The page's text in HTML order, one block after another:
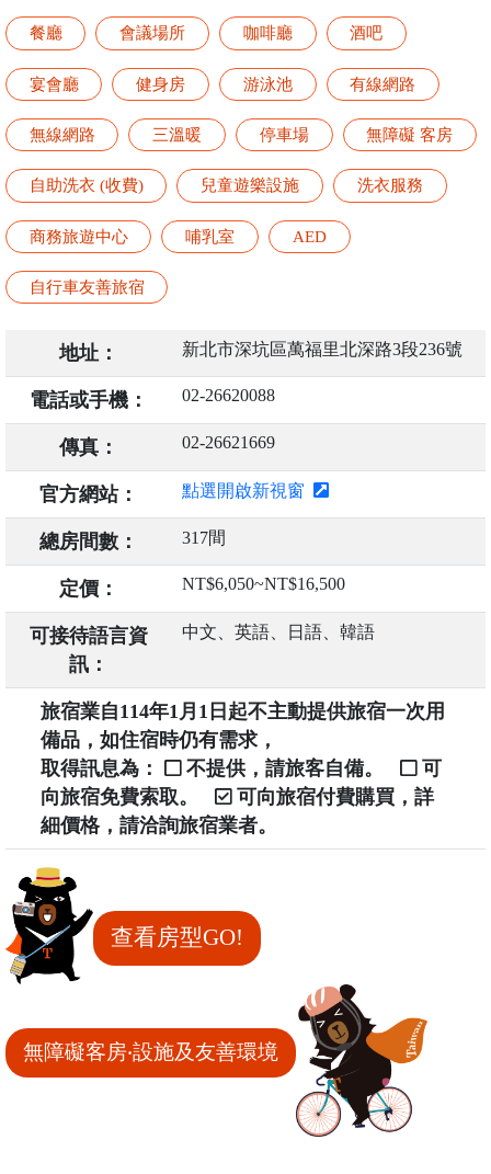
餐廳 會議場所 咖啡廳 酒吧
宴會廳 健身房 游泳池 有線網路
無線網路 三溫暖 停車場 無障礙 客房
自助洗衣 (收費) 兒童遊樂設施 洗衣服務
商務旅遊中心 哺乳室 AED
自行車友善旅宿
地址： 新北市深坑區萬福里北深路3段236號
電話或手機： 02-26620088
傳真： 02-26621669
官方網站： 點選開啟新視窗
總房間數： 317間
定價： NT$6,050~NT$16,500
可接待語言資
訊：
中文、英語、日語、韓語
旅宿業自114年1月1日起不主動提供旅宿一次用
備品，如住宿時仍有需求，
取得訊息為：
不提供，請旅客自備。
可
向旅宿免費索取。
可向旅宿付費購買，詳
細價格，請洽詢旅宿業者。
查看房型GO!
無障礙客房‧設施及友善環境